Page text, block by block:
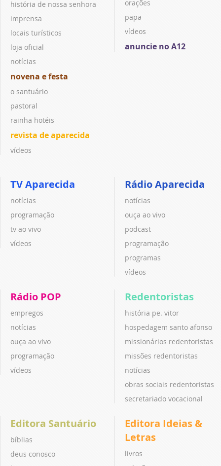
história de nossa senhora
imprensa
locais turísticos
loja oficial
notícias
novena e festa
o santuário
pastoral
rainha hotéis
revista de aparecida
vídeos
orações
papa
vídeos
anuncie no A12
TV Aparecida
notícias
programação
tv ao vivo
vídeos
Rádio Aparecida
notícias
ouça ao vivo
podcast
programação
programas
vídeos
Rádio POP
empregos
notícias
ouça ao vivo
programação
vídeos
Redentoristas
história pe. vitor
hospedagem santo afonso
missionários redentoristas
missões redentoristas
notícias
obras sociais redentoristas
secretariado vocacional
Editora Santuário
bíblias
deus conosco
Editora Ideias &
Letras
livros